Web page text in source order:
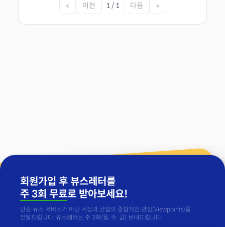
« 이전 1 / 1 다음 »
회원가입 후 뷰스레터를
주 3회 무료로 받아보세요!
단순 뉴스 서비스가 아닌 세상과 산업의 종합적인 관점(Viewpoints)을
전달드립니다. 뷰스레터는 주 3회(월, 수, 금) 보내드립니다.